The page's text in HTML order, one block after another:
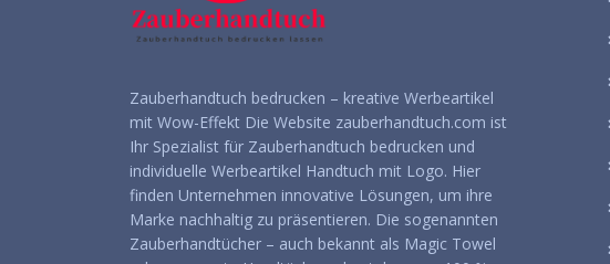
Zauberhandtuch bedrucken – kreative Werbeartikel
mit Wow-Effekt Die Website zauberhandtuch.com ist
Ihr Spezialist für Zauberhandtuch bedrucken und
individuelle Werbeartikel Handtuch mit Logo. Hier
finden Unternehmen innovative Lösungen, um ihre
Marke nachhaltig zu präsentieren. Die sogenannten
Zauberhandtücher – auch bekannt als Magic Towel